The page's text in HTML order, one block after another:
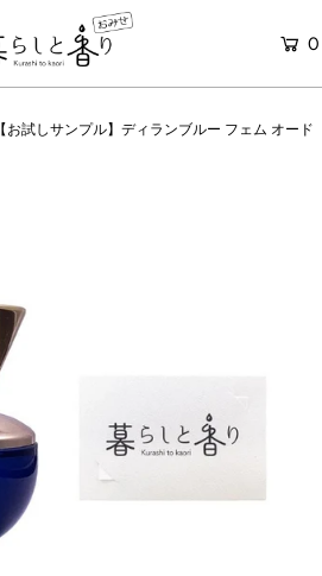
ONLINE STORE
0
【お試しサンプル】ディランブルー フェム オード